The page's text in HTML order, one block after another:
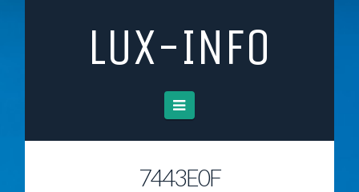
LUX-INFO
Navigation
7443E0F